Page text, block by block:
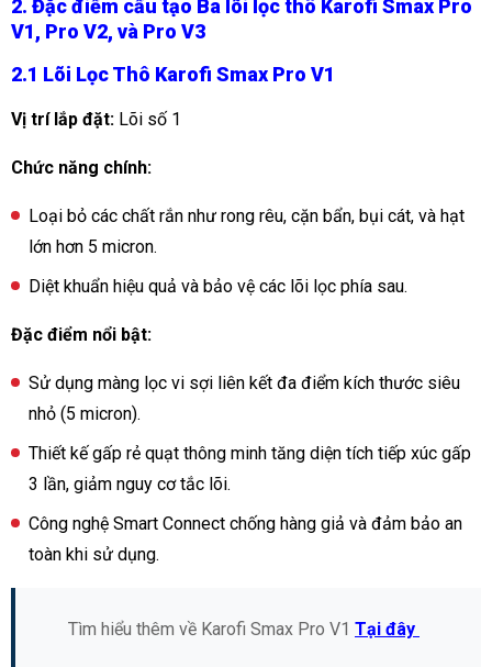
2. Đặc điểm cấu tạo Ba lõi lọc thô Karofi Smax Pro
V1, Pro V2, và Pro V3
2.1 Lõi Lọc Thô Karofi Smax Pro V1
Vị trí lắp đặt: Lõi số 1
Chức năng chính:
Loại bỏ các chất rắn như rong rêu, cặn bẩn, bụi cát, và hạt
lớn hơn 5 micron.
Diệt khuẩn hiệu quả và bảo vệ các lõi lọc phía sau.
Đặc điểm nổi bật:
Sử dụng màng lọc vi sợi liên kết đa điểm kích thước siêu
nhỏ (5 micron).
Thiết kế gấp rẻ quạt thông minh tăng diện tích tiếp xúc gấp
3 lần, giảm nguy cơ tắc lõi.
Công nghệ Smart Connect chống hàng giả và đảm bảo an
toàn khi sử dụng.
Tìm hiểu thêm về Karofi Smax Pro V1 Tại đây